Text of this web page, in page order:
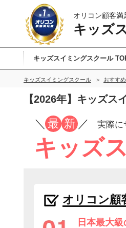
オリコン顧客
キッズ
キッズスイミングスクール
キッズスイミングスクール おすす
【2026年】キッズ
／ 最 新 ／ 実際に
キッズ
オリコン顧
日本最大